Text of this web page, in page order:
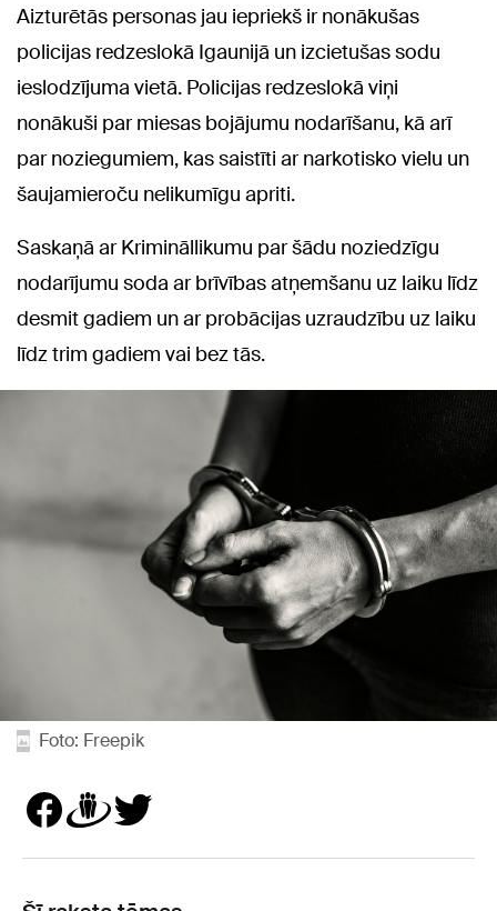
Aizturētās personas jau iepriekš ir nonākušas
policijas redzeslokā Igaunijā un izcietušas sodu
ieslodzījuma vietā. Policijas redzeslokā viņi
nonākuši par miesas bojājumu nodarīšanu, kā arī
par noziegumiem, kas saistīti ar narkotisko vielu un
šaujamieroču nelikumīgu apriti.
Saskaņā ar Krimināllikumu par šādu noziedzīgu
nodarījumu soda ar brīvības atņemšanu uz laiku līdz
desmit gadiem un ar probācijas uzraudzību uz laiku
līdz trim gadiem vai bez tās.
Foto: Freepik